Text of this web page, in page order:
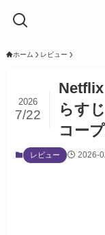
ホーム レビュー
らす
コー
2026
7/22
レビュー 2026-